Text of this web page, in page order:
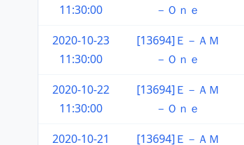
11:30:00
－Ｏｎｅ
2020-10-23
11:30:00
[13694]Ｅ－ＡＭ
－Ｏｎｅ
2020-10-22
11:30:00
[13694]Ｅ－ＡＭ
－Ｏｎｅ
2020-10-21
[13694]Ｅ－ＡＭ